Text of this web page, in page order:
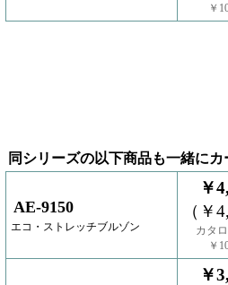
￥
同シリーズの以下商品も一緒に
AE-9150
エコ・ストレッチブルゾン
￥
（￥
カタ
￥
￥